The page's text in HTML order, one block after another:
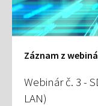
Záznam z
Webinár č. 3 -
LAN)